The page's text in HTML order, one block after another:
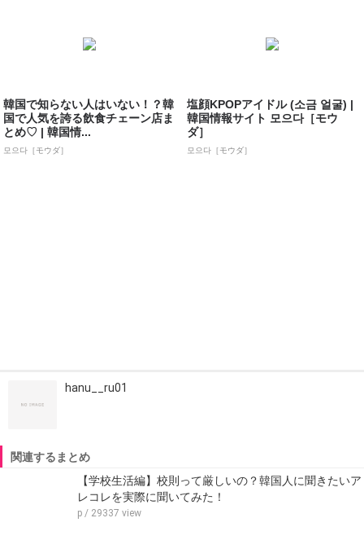
韓国で知らない人はいない！？韓
国で人気を誇る飲食チェーン店ま
とめ♡ | 韓国情...
모으다［モウダ］
塩顔KPOPアイドル (소금 얼굴) |
韓国情報サイト 모으다［モウ
ダ］
모으다［モウダ］
hanu__ru01
関連するまとめ
【学校生活編】校則って厳しいの？韓国人に聞きたいア
レコレを実際に聞いてみた！
p / 29337 view